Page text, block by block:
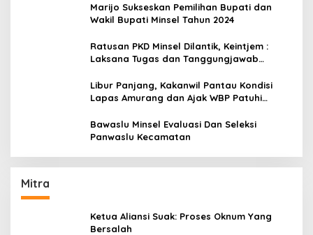
Marijo Sukseskan Pemilihan Bupati dan
Wakil Bupati Minsel Tahun 2024
Ratusan PKD Minsel Dilantik, Keintjem :
Laksana Tugas dan Tanggungjawab
Libur Panjang, Kakanwil Pantau Kondisi
Lapas Amurang dan Ajak WBP Patuhi
Bawaslu Minsel Evaluasi Dan Seleksi
Panwaslu Kecamatan
Mitra
Ketua Aliansi Suak: Proses Oknum Yang
Bersalah